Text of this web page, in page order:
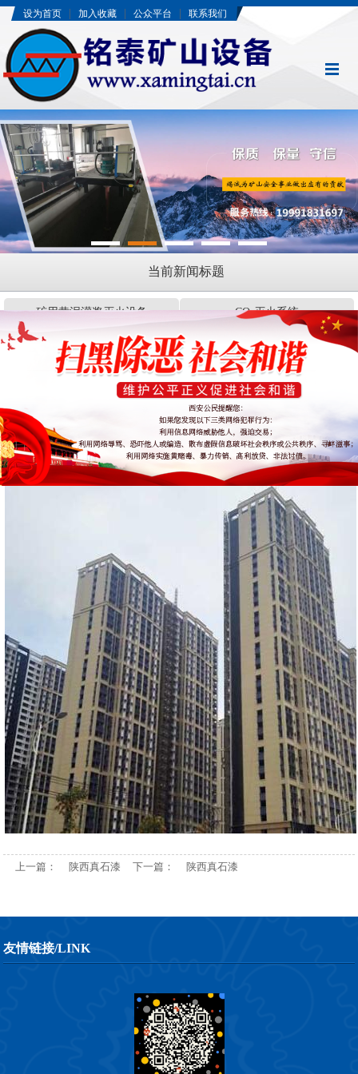
设为首页 加入收藏 公众平台 联系我们
当前新闻标题
矿用黄泥灌浆灭火设备 CO₂灭火系统
矿井火灾监测预警系统 真石漆系列
陕西真石漆
发布时间：2020/4/2
浏览量：5028
分享到：
上一篇： 陕西真石漆 下一篇： 陕西真石漆
友情链接/LINK